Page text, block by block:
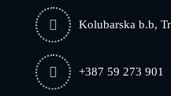
Kolubarska b.b,
+387 59 273 901